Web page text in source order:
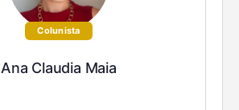
Colunista
Ana Claudia Maia